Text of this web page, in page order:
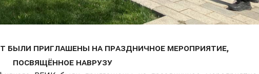
были приглашены на праздничное мероприятие,
посвящённое Наврузу